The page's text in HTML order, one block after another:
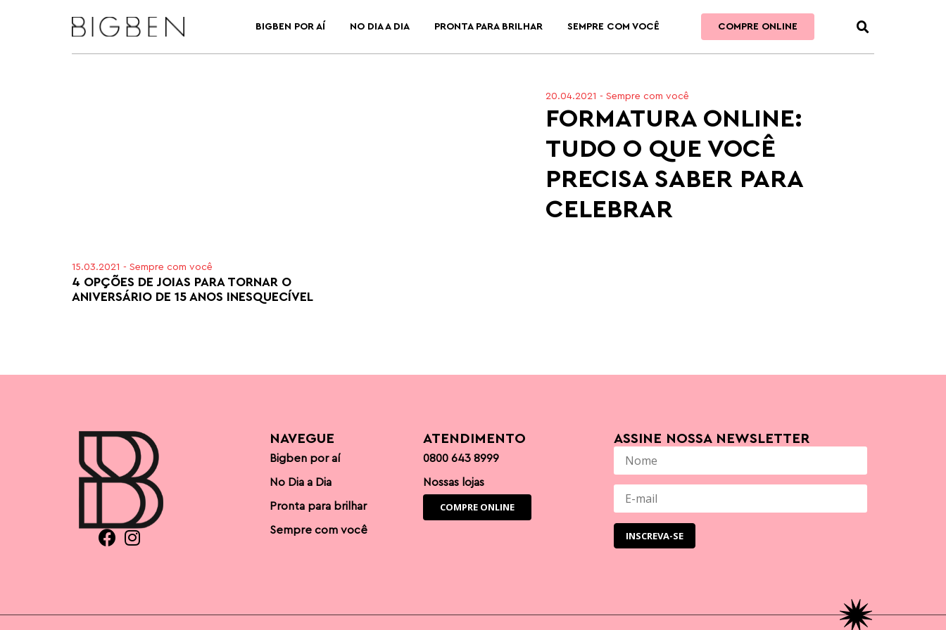
BIGBEN POR AÍ NO DIA A DIA PRONTA PARA BRILHAR SEMPRE COM VOCÊ COMPRE ONLINE
20.04.2021 -Sempre com você
FORMATURA ONLINE:
TUDO O QUE VOCÊ
PRECISA SABER PARA
CELEBRAR
15.03.2021 - Sempre com você
4 OPÇÕES DE JOIAS PARA TORNAR O
ANIVERSÁRIO DE 15 ANOS INESQUECÍVEL
NAVEGUE
Bigben por aí
No Dia a Dia
Pronta para brilhar
Sempre com você
ATENDIMENTO
0800 643 8999
Nossas lojas
COMPRE ONLINE
ASSINE NOSSA NEWSLETTER